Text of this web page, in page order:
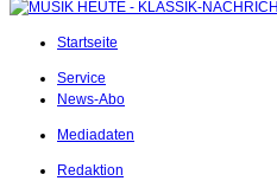
Startseite
Service
News-Abo
Mediadaten
Redaktion